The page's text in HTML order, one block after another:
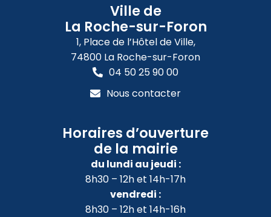
Ville de
La Roche-sur-Foron
1, Place de l’Hôtel de Ville,
74800 La Roche-sur-Foron
04 50 25 90 00
Nous contacter
Horaires d’ouverture
de la mairie
du lundi au jeudi :
8h30 – 12h et 14h-17h
vendredi :
8h30 – 12h et 14h-16h